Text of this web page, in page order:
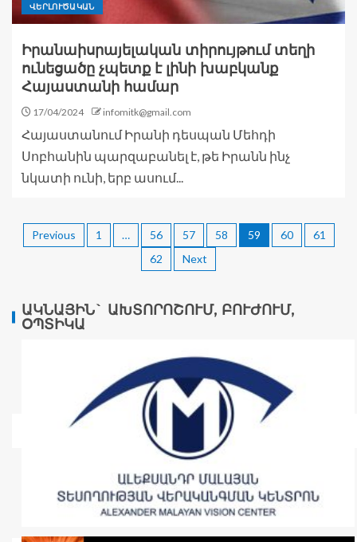
ՎԵՐԼՈՒԾԱԿԱՆ
Իրանաիսրայելական տիրույթում տեղի
ունեցածը չպետք է լինի խաբկանք
Հայաստանի համար
17/04/2024 infomitk@gmail.com
Հայաստանում Իրանի դեսպան Մեհդի
Սոբհանին պարզաբանել է, թե Իրանն ինչ
նկատի ունի, երբ ասում...
Previous 1 … 56 57 58 59 60
61
62
Next
ԱԿՆԱՅԻՆ` ԱԽՏՈՐՈՇՈՒՄ, ԲՈՒԺՈՒՄ,
ՕՊՏԻԿԱ